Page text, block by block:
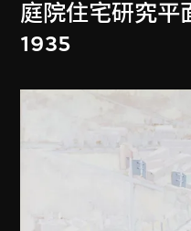
庭院住宅研究平
1935